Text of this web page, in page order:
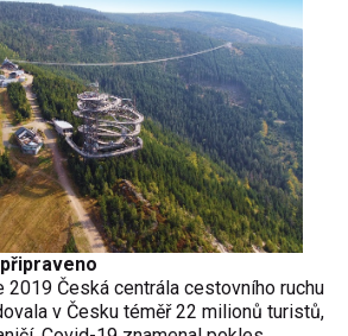
2019 Česká centrála cestovního ruchu
v Česku téměř 22 milionů turistů,